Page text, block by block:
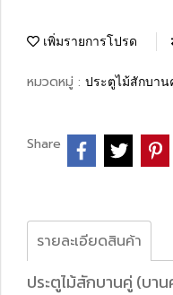
เพิ่มรายการโปรด
หมวดหมู่ : ประตูไม้สักบาน
Share
รายละเอียดสินค้า
ประตูไม้สักบานคู่ (บา